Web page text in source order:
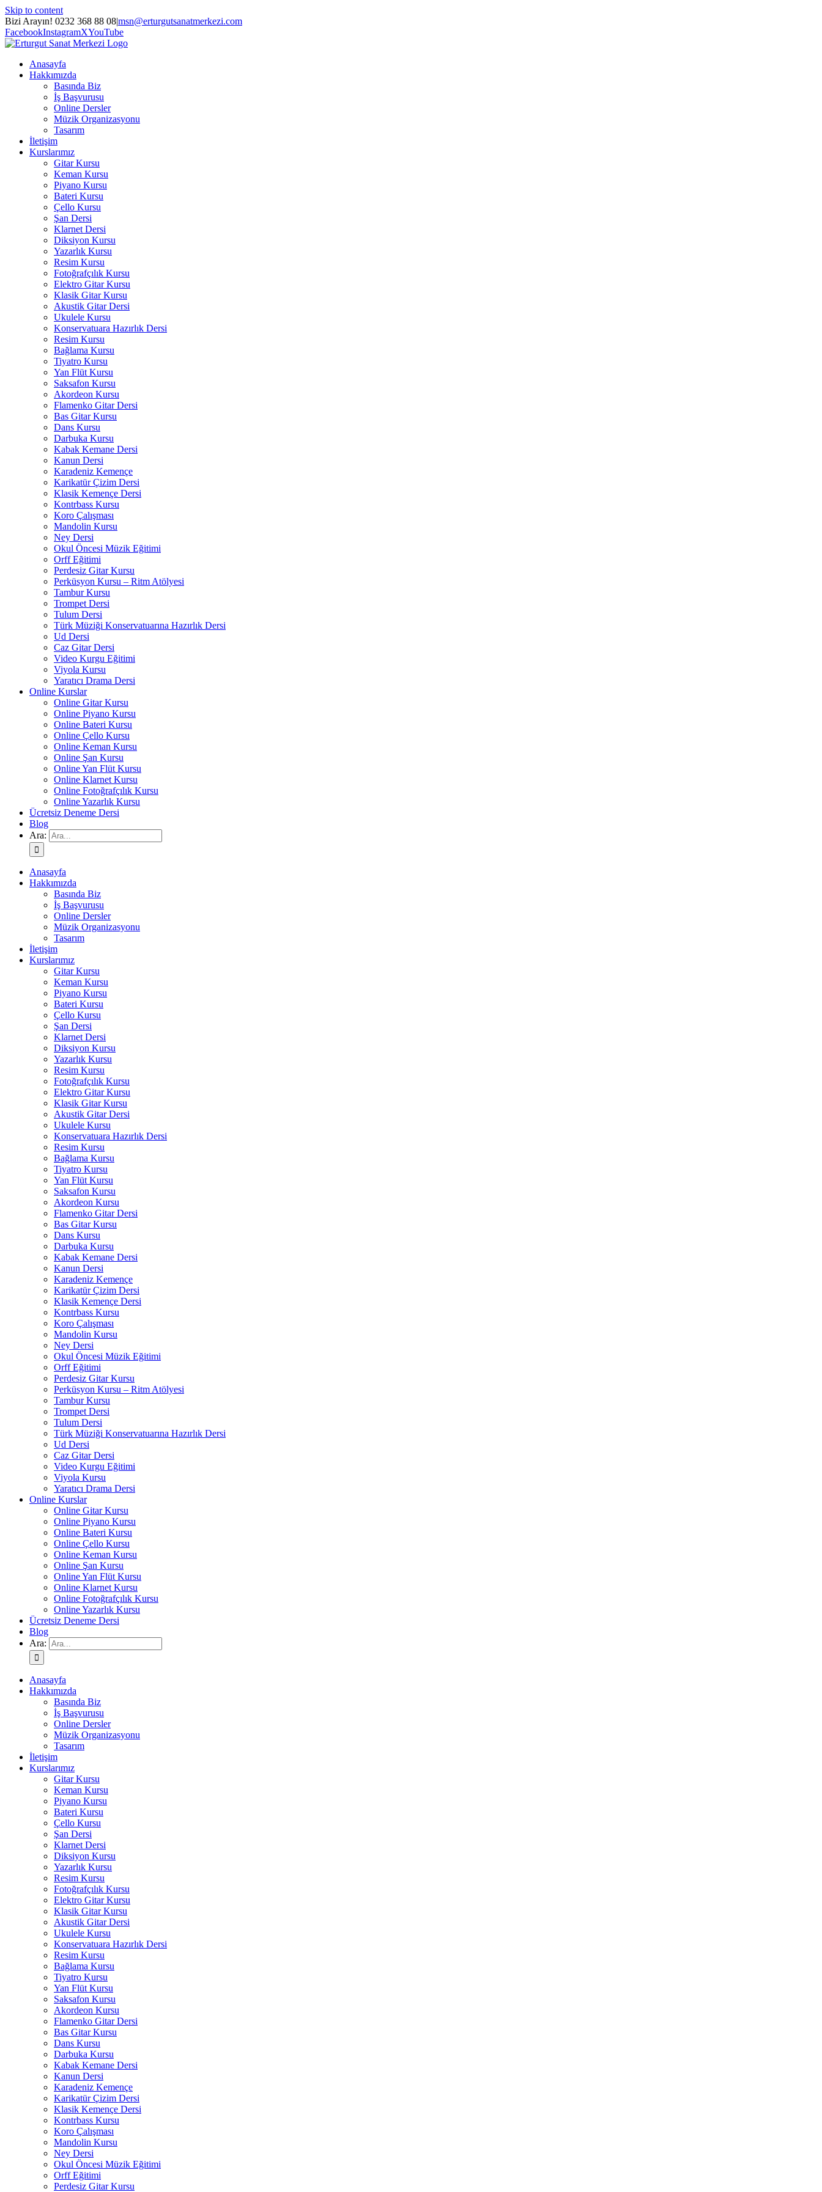
Skip to content
Bizi Arayın! 0232 368 88 08|msn@erturgutsanatmerkezi.com
FacebookInstagramXYouTube
Anasayfa
Hakkımızda
Basında Biz
İş Başvurusu
Online Dersler
Müzik Organizasyonu
Tasarım
İletişim
Kurslarımız
Gitar Kursu
Keman Kursu
Piyano Kursu
Bateri Kursu
Çello Kursu
Şan Dersi
Klarnet Dersi
Diksiyon Kursu
Yazarlık Kursu
Resim Kursu
Fotoğrafçılık Kursu
Elektro Gitar Kursu
Klasik Gitar Kursu
Akustik Gitar Dersi
Ukulele Kursu
Konservatuara Hazırlık Dersi
Resim Kursu
Bağlama Kursu
Tiyatro Kursu
Yan Flüt Kursu
Saksafon Kursu
Akordeon Kursu
Flamenko Gitar Dersi
Bas Gitar Kursu
Dans Kursu
Darbuka Kursu
Kabak Kemane Dersi
Kanun Dersi
Karadeniz Kemençe
Karikatür Çizim Dersi
Klasik Kemençe Dersi
Kontrbass Kursu
Koro Çalışması
Mandolin Kursu
Ney Dersi
Okul Öncesi Müzik Eğitimi
Orff Eğitimi
Perdesiz Gitar Kursu
Perküsyon Kursu – Ritm Atölyesi
Tambur Kursu
Trompet Dersi
Tulum Dersi
Türk Müziği Konservatuarına Hazırlık Dersi
Ud Dersi
Caz Gitar Dersi
Video Kurgu Eğitimi
Viyola Kursu
Yaratıcı Drama Dersi
Online Kurslar
Online Gitar Kursu
Online Piyano Kursu
Online Bateri Kursu
Online Çello Kursu
Online Keman Kursu
Online Şan Kursu
Online Yan Flüt Kursu
Online Klarnet Kursu
Online Fotoğrafçılık Kursu
Online Yazarlık Kursu
Ücretsiz Deneme Dersi
Blog
Ara:
Anasayfa
Hakkımızda
Basında Biz
İş Başvurusu
Online Dersler
Müzik Organizasyonu
Tasarım
İletişim
Kurslarımız
Gitar Kursu
Keman Kursu
Piyano Kursu
Bateri Kursu
Çello Kursu
Şan Dersi
Klarnet Dersi
Diksiyon Kursu
Yazarlık Kursu
Resim Kursu
Fotoğrafçılık Kursu
Elektro Gitar Kursu
Klasik Gitar Kursu
Akustik Gitar Dersi
Ukulele Kursu
Konservatuara Hazırlık Dersi
Resim Kursu
Bağlama Kursu
Tiyatro Kursu
Yan Flüt Kursu
Saksafon Kursu
Akordeon Kursu
Flamenko Gitar Dersi
Bas Gitar Kursu
Dans Kursu
Darbuka Kursu
Kabak Kemane Dersi
Kanun Dersi
Karadeniz Kemençe
Karikatür Çizim Dersi
Klasik Kemençe Dersi
Kontrbass Kursu
Koro Çalışması
Mandolin Kursu
Ney Dersi
Okul Öncesi Müzik Eğitimi
Orff Eğitimi
Perdesiz Gitar Kursu
Perküsyon Kursu – Ritm Atölyesi
Tambur Kursu
Trompet Dersi
Tulum Dersi
Türk Müziği Konservatuarına Hazırlık Dersi
Ud Dersi
Caz Gitar Dersi
Video Kurgu Eğitimi
Viyola Kursu
Yaratıcı Drama Dersi
Online Kurslar
Online Gitar Kursu
Online Piyano Kursu
Online Bateri Kursu
Online Çello Kursu
Online Keman Kursu
Online Şan Kursu
Online Yan Flüt Kursu
Online Klarnet Kursu
Online Fotoğrafçılık Kursu
Online Yazarlık Kursu
Ücretsiz Deneme Dersi
Blog
Ara:
Anasayfa
Hakkımızda
Basında Biz
İş Başvurusu
Online Dersler
Müzik Organizasyonu
Tasarım
İletişim
Kurslarımız
Gitar Kursu
Keman Kursu
Piyano Kursu
Bateri Kursu
Çello Kursu
Şan Dersi
Klarnet Dersi
Diksiyon Kursu
Yazarlık Kursu
Resim Kursu
Fotoğrafçılık Kursu
Elektro Gitar Kursu
Klasik Gitar Kursu
Akustik Gitar Dersi
Ukulele Kursu
Konservatuara Hazırlık Dersi
Resim Kursu
Bağlama Kursu
Tiyatro Kursu
Yan Flüt Kursu
Saksafon Kursu
Akordeon Kursu
Flamenko Gitar Dersi
Bas Gitar Kursu
Dans Kursu
Darbuka Kursu
Kabak Kemane Dersi
Kanun Dersi
Karadeniz Kemençe
Karikatür Çizim Dersi
Klasik Kemençe Dersi
Kontrbass Kursu
Koro Çalışması
Mandolin Kursu
Ney Dersi
Okul Öncesi Müzik Eğitimi
Orff Eğitimi
Perdesiz Gitar Kursu